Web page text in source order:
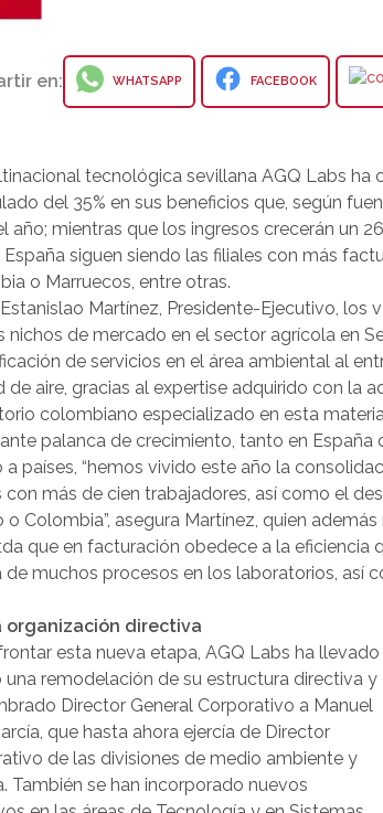
en: WHATSAPP FACEBOOK
tecnológica sevillana AGQ Labs
del 35% en sus beneficios que, según
año; mientras que los ingresos crecerán un
España siguen siendo las filiales con más
o Marruecos, entre otras.
Martínez, Presidente-Ejecutivo, los
nichos de mercado en el sector agrícola en
de servicios en el área ambiental al
de aire, gracias al expertise adquirido con la
colombiano especializado en esta
palanca de crecimiento, tanto en España
a países, “hemos vivido este año la
con más de cien trabajadores, así como el
o Colombia”, asegura Martínez, quien
que en facturación obedece a la eficiencia
de muchos procesos en los laboratorios, así
organización directiva
esta nueva etapa, AGQ Labs ha llevado
una remodelación de su estructura directiva y
Director General Corporativo a Manuel
que hasta ahora ejercía de Director
de las divisiones de medio ambiente y
También se han incorporado nuevos